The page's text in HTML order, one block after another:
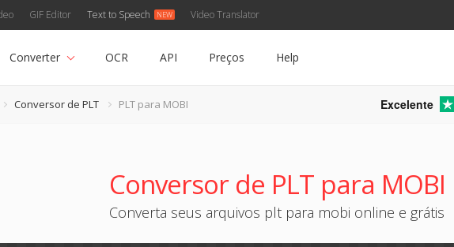
GIF Editor Text to Speech Video Translator
Converter OCR API Preços Help
Conversor de PLT PLT para MOBI Excelente
Conversor de PLT para MOBI
Converta seus arquivos plt para mobi online e grátis